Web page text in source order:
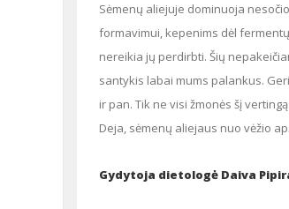
Sėmenų aliejuje dominuoja nesočiosios riebalų rūgštys, kurios yra labai svarbios kaulų čiulpams, kraujo ląstelių sienelių
formavimui, kepenims dėl
nereikia jų perdirbti. Šių
santykis labai mums palankus.
ir pan. Tik ne visi žmonės šį
Deja, sėmenų aliejaus nuo vėžio
Gydytoja dietologė Daiva